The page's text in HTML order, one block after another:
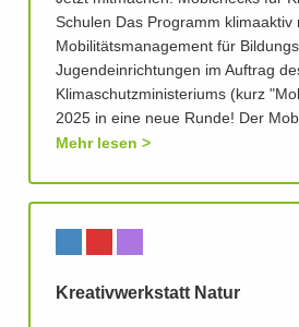
Schulen Das Programm klimaaktiv
Mobilitätsmanagement für
Jugendeinrichtungen im Auftrag
Klimaschutzministeriums (kurz
2025 in eine neue Runde! Der
Mehr lesen
Kreativwerkstatt Natur